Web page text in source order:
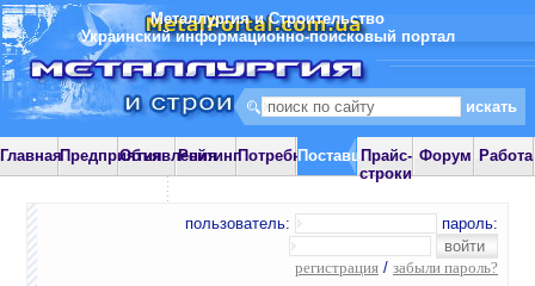
Металлургия и Строительство
Украинский информационно-поисковый портал
ГлавнаяПредприятияОбъявления
РейтингПотребностиПоставщики
Прайс-
строки
Форум Работа
пользователь: пароль:
регистрация / забыли пароль?